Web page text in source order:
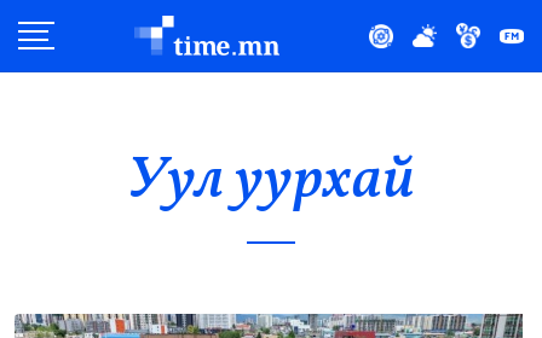
Нийгэм
Эдийн Засаг
Уул уурхай